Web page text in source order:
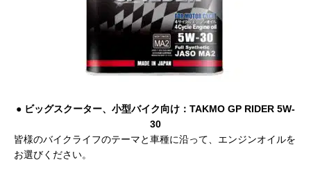
● ビッグスクーター、小型バイク向け：TAKMO GP RIDER 5W-
30
皆様のバイクライフのテーマと車種に沿って、エンジンオイルを
お選びください。